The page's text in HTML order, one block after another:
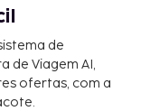
de
de Viagem AI,
ofertas, com a